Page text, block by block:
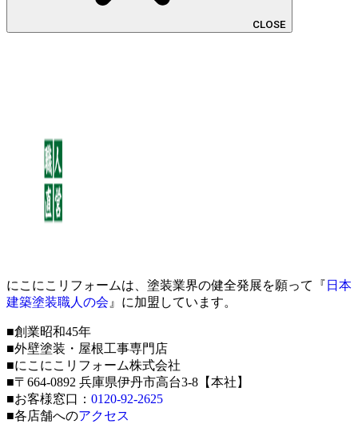
CLOSE
にこにこリフォームは、塗装業界の健全発展を願って『 日本
建築塗装職人の会 』に加盟しています。
■創業昭和45年
■外壁塗装・屋根工事専門店
■にこにこリフォーム株式会社
■〒664-0892 兵庫県伊丹市高台3-8【本社】
■お客様窓口： 0120-92-2625
■各店舗へのアクセス